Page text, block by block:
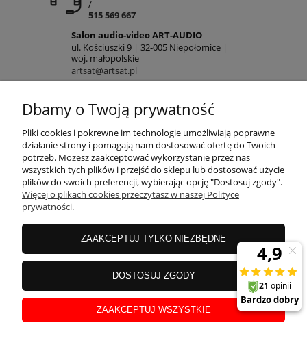
/
515 569 667
Salon audio-video ART-AUDIO
ul. Kościuszki 9 | 32-005 Niepołomice |
woj. małopolskie
artsat@artsat.pl
NIP: 6782225502 | REGON: 120645712
POMOC
MOJE KONTO
PŁATNOŚCI
INFORMACJE
O NAS
Dbamy o Twoją prywatność
Pliki cookies i pokrewne im technologie umożliwiają poprawne
działanie strony i pomagają nam dostosować ofertę do Twoich
potrzeb. Możesz zaakceptować wykorzystanie przez nas
wszystkich tych plików i przejść do sklepu lub dostosować użycie
plików do swoich preferencji, wybierając opcję "Dostosuj zgody".
Więcej o plikach cookies przeczytasz w naszej Polityce
prywatności.
ZAAKCEPTUJ TYLKO NIEZBĘDNE
DOSTOSUJ ZGODY
ZAAKCEPTUJ WSZYSTKIE